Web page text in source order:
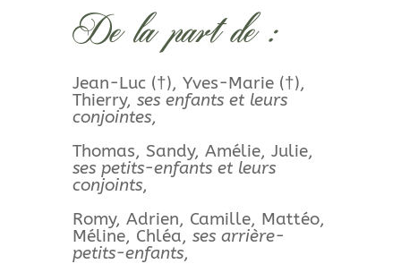
De la part de :
Jean-Luc (†), Yves-Marie (†),
Thierry, ses enfants et leurs
conjointes,
Thomas, Sandy, Amélie, Julie,
ses petits-enfants et leurs
conjoints,
Romy, Adrien, Camille, Mattéo,
Méline, Chléa, ses arrière-
petits-enfants,